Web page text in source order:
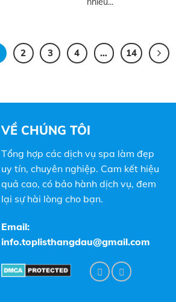
2 3 4 … 14
VỀ CHÚNG TÔI
Tổng hợp các dịch vụ spa làm đẹp
uy tín, chuyên nghiệp. Cam kết hiệu
quả cao, có bảo hành dịch vụ, đem
lại sự hài lòng cho bạn.
Email:
info.toplisthangdau@gmail.com